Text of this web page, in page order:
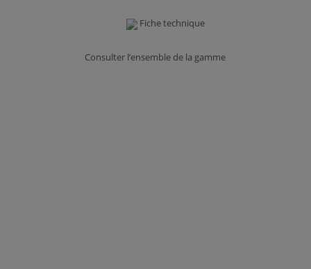
Fiche technique
Consulter l’ensemble de la gamme